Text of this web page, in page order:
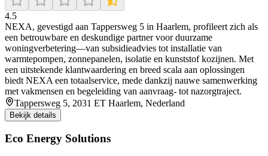
4.5
NEXA, gevestigd aan Tappersweg 5 in Haarlem, profileert zich als
een betrouwbare en deskundige partner voor duurzame
woningverbetering—van subsidieadvies tot installatie van
warmtepompen, zonnepanelen, isolatie en kunststof kozijnen. Met
een uitstekende klantwaardering en breed scala aan oplossingen
biedt NEXA een totaalservice, mede dankzij nauwe samenwerking
met vakmensen en begeleiding van aanvraag- tot nazorgtraject.
Tappersweg 5, 2031 ET Haarlem, Nederland
Bekijk details
Eco Energy Solutions